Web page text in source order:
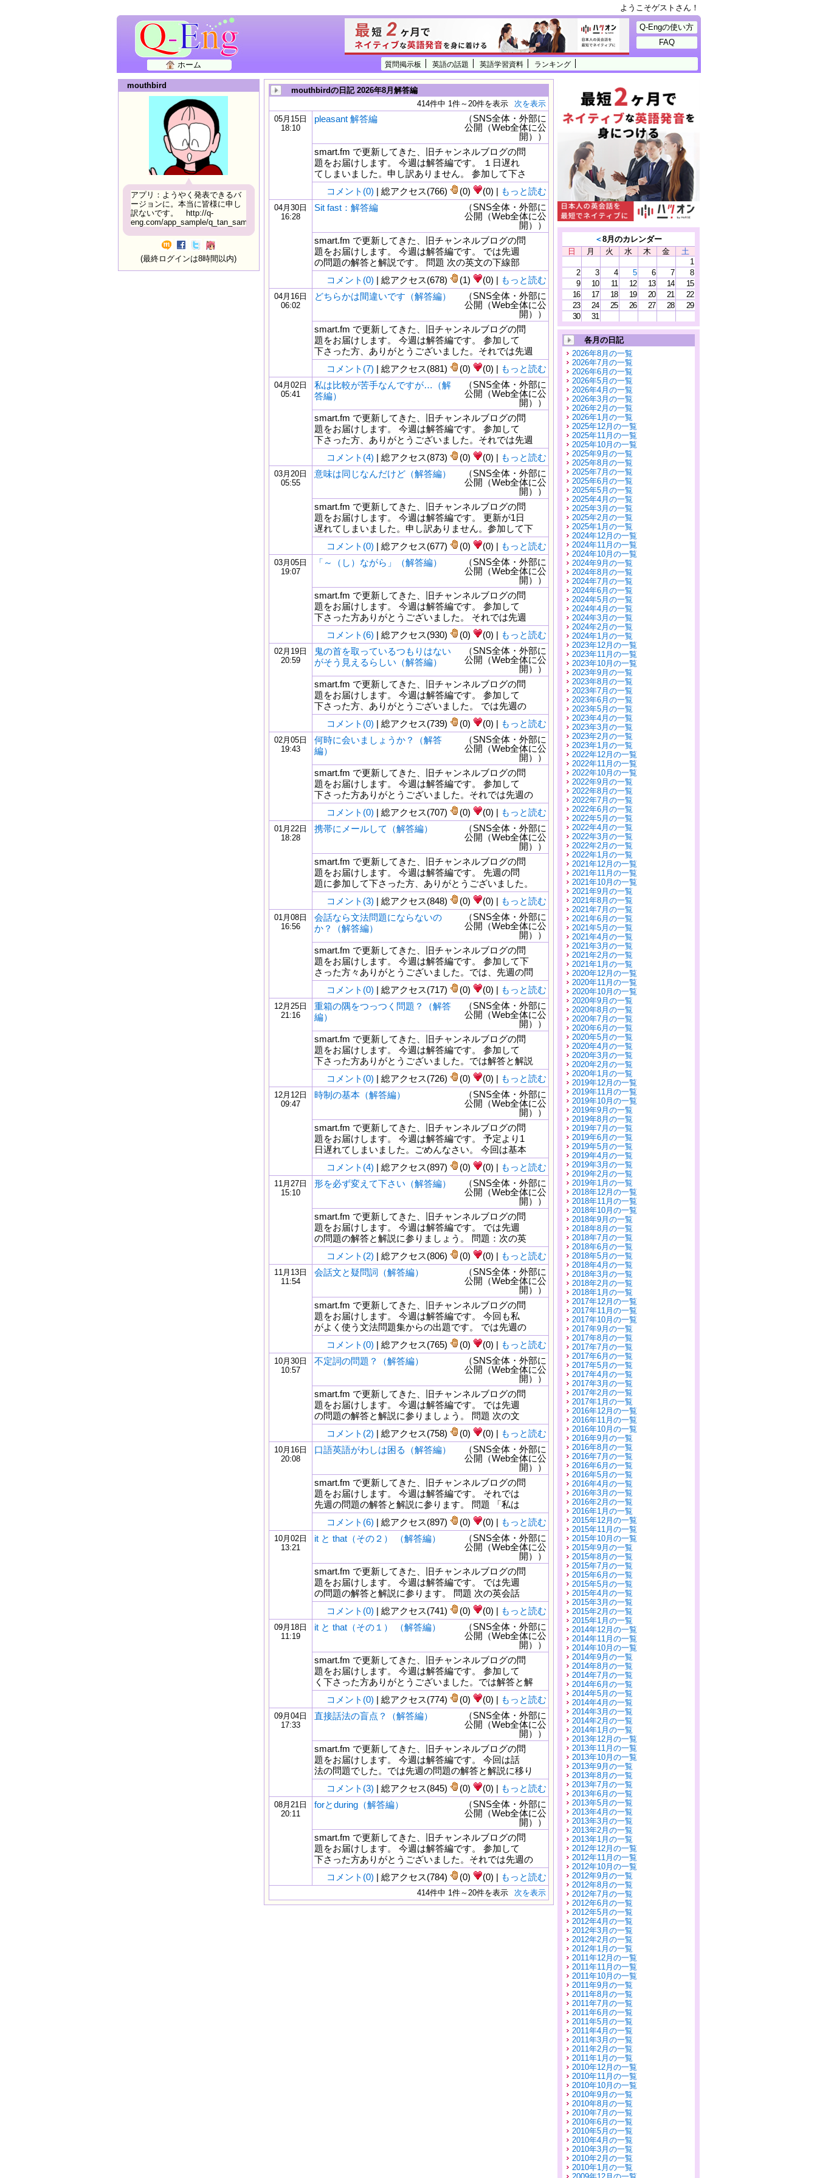
ようこそゲストさん！
質問掲示板 英語の話題 英語学習資料 ランキング
ホーム
Q-Engの使い方
FAQ
mouthbird
アプリ：ようやく発表できるバ
ージョンに。本当に皆様に申し
訳ないです。 http://q-
eng.com/app_sample/q_tan_sample06.html
(最終ログインは8時間以内)
mouthbirdの日記 2026年8月解答編
414件中 1件～20件を表示
次を表示
05月15日
18:10
pleasant 解答編
（SNS全体・外部に
公開（Web全体に公
開））
smart.fm で更新してきた、旧チャンネルブログの問
題をお届けします。 今週は解答編です。 １日遅れ
てしまいました。申し訳ありません。 参加して下さ
コメント(0) | 総アクセス(766) (0) (0) | もっと読む
04月30日
16:28
Sit fast：解答編
（SNS全体・外部に
公開（Web全体に公
開））
smart.fm で更新してきた、旧チャンネルブログの問
題をお届けします。 今週は解答編です。 では先週
の問題の解答と解説です。 問題 次の英文の下線部
コメント(0) | 総アクセス(678) (1) (0) | もっと読む
04月16日
06:02
どちらかは間違いです（解答編）
（SNS全体・外部に
公開（Web全体に公
開））
smart.fm で更新してきた、旧チャンネルブログの問
題をお届けします。 今週は解答編です。 参加して
下さった方、ありがとうございました。それでは先週
コメント(7) | 総アクセス(881) (0) (0) | もっと読む
04月02日
05:41
私は比較が苦手なんですが…（解
答編）
（SNS全体・外部に
公開（Web全体に公
開））
smart.fm で更新してきた、旧チャンネルブログの問
題をお届けします。 今週は解答編です。 参加して
下さった方、ありがとうございました。それでは先週
コメント(4) | 総アクセス(873) (0) (0) | もっと読む
03月20日
05:55
意味は同じなんだけど（解答編）
（SNS全体・外部に
公開（Web全体に公
開））
smart.fm で更新してきた、旧チャンネルブログの問
題をお届けします。 今週は解答編です。 更新が1日
遅れてしまいました。申し訳ありません。参加して下
コメント(0) | 総アクセス(677) (0) (0) | もっと読む
03月05日
19:07
「～（し）ながら」（解答編）
（SNS全体・外部に
公開（Web全体に公
開））
smart.fm で更新してきた、旧チャンネルブログの問
題をお届けします。 今週は解答編です。 参加して
下さった方ありがとうございました。 それでは先週
コメント(6) | 総アクセス(930) (0) (0) | もっと読む
02月19日
20:59
鬼の首を取っているつもりはない
がそう見えるらしい（解答編）
（SNS全体・外部に
公開（Web全体に公
開））
smart.fm で更新してきた、旧チャンネルブログの問
題をお届けします。 今週は解答編です。 参加して
下さった方、ありがとうございました。 では先週の
コメント(0) | 総アクセス(739) (0) (0) | もっと読む
02月05日
19:43
何時に会いましょうか？（解答
編）
（SNS全体・外部に
公開（Web全体に公
開））
smart.fm で更新してきた、旧チャンネルブログの問
題をお届けします。 今週は解答編です。 参加して
下さった方ありがとうございました。それでは先週の
コメント(0) | 総アクセス(707) (0) (0) | もっと読む
01月22日
18:28
携帯にメールして（解答編）
（SNS全体・外部に
公開（Web全体に公
開））
smart.fm で更新してきた、旧チャンネルブログの問
題をお届けします。 今週は解答編です。 先週の問
題に参加して下さった方、ありがとうございました。
コメント(3) | 総アクセス(848) (0) (0) | もっと読む
01月08日
16:56
会話なら文法問題にならないの
か？（解答編）
（SNS全体・外部に
公開（Web全体に公
開））
smart.fm で更新してきた、旧チャンネルブログの問
題をお届けします。 今週は解答編です。 参加して下
さった方々ありがとうございました。では、先週の問
コメント(0) | 総アクセス(717) (0) (0) | もっと読む
12月25日
21:16
重箱の隅をつっつく問題？（解答
編）
（SNS全体・外部に
公開（Web全体に公
開））
smart.fm で更新してきた、旧チャンネルブログの問
題をお届けします。 今週は解答編です。 参加して
下さった方ありがとうございました。では解答と解説
コメント(0) | 総アクセス(726) (0) (0) | もっと読む
12月12日
09:47
時制の基本（解答編）
（SNS全体・外部に
公開（Web全体に公
開））
smart.fm で更新してきた、旧チャンネルブログの問
題をお届けします。 今週は解答編です。 予定より1
日遅れてしまいました。ごめんなさい。 今回は基本
コメント(4) | 総アクセス(897) (0) (0) | もっと読む
11月27日
15:10
形を必ず変えて下さい（解答編）
（SNS全体・外部に
公開（Web全体に公
開））
smart.fm で更新してきた、旧チャンネルブログの問
題をお届けします。 今週は解答編です。 では先週
の問題の解答と解説に参りましょう。 問題：次の英
コメント(2) | 総アクセス(806) (0) (0) | もっと読む
11月13日
11:54
会話文と疑問詞（解答編）
（SNS全体・外部に
公開（Web全体に公
開））
smart.fm で更新してきた、旧チャンネルブログの問
題をお届けします。 今週は解答編です。 今回も私
がよく使う文法問題集からの出題です。 では先週の
コメント(0) | 総アクセス(765) (0) (0) | もっと読む
10月30日
10:57
不定詞の問題？（解答編）
（SNS全体・外部に
公開（Web全体に公
開））
smart.fm で更新してきた、旧チャンネルブログの問
題をお届けします。 今週は解答編です。 では先週
の問題の解答と解説に参りましょう。 問題 次の文
コメント(2) | 総アクセス(758) (0) (0) | もっと読む
10月16日
20:08
口語英語がわしは困る（解答編）
（SNS全体・外部に
公開（Web全体に公
開））
smart.fm で更新してきた、旧チャンネルブログの問
題をお届けします。 今週は解答編です。 それでは
先週の問題の解答と解説に参ります。 問題 「私は
コメント(6) | 総アクセス(897) (0) (0) | もっと読む
10月02日
13:21
it と that（その２） （解答編）
（SNS全体・外部に
公開（Web全体に公
開））
smart.fm で更新してきた、旧チャンネルブログの問
題をお届けします。 今週は解答編です。 では先週
の問題の解答と解説に参ります。 問題 次の英会話
コメント(0) | 総アクセス(741) (0) (0) | もっと読む
09月18日
11:19
it と that（その１） （解答編）
（SNS全体・外部に
公開（Web全体に公
開））
smart.fm で更新してきた、旧チャンネルブログの問
題をお届けします。 今週は解答編です。 参加して
く下さった方ありがとうございました。では解答と解
コメント(0) | 総アクセス(774) (0) (0) | もっと読む
09月04日
17:33
直接話法の盲点？（解答編）
（SNS全体・外部に
公開（Web全体に公
開））
smart.fm で更新してきた、旧チャンネルブログの問
題をお届けします。 今週は解答編です。 今回は話
法の問題でした。では先週の問題の解答と解説に移り
コメント(3) | 総アクセス(845) (0) (0) | もっと読む
08月21日
20:11
forとduring（解答編）
（SNS全体・外部に
公開（Web全体に公
開））
smart.fm で更新してきた、旧チャンネルブログの問
題をお届けします。 今週は解答編です。 参加して
下さった方ありがとうございました。それでは先週の
コメント(0) | 総アクセス(784) (0) (0) | もっと読む
414件中 1件～20件を表示 次を表示
＜8月のカレンダー
日
月 火 水 木 金
土
1
2
3 4 5 6 7
8
9
10 11 12 13 14
15
16
17 18 19 20 21
22
23
24 25 26 27 28
29
30
31
各月の日記
2026年8月の一覧
2026年7月の一覧
2026年6月の一覧
2026年5月の一覧
2026年4月の一覧
2026年3月の一覧
2026年2月の一覧
2026年1月の一覧
2025年12月の一覧
2025年11月の一覧
2025年10月の一覧
2025年9月の一覧
2025年8月の一覧
2025年7月の一覧
2025年6月の一覧
2025年5月の一覧
2025年4月の一覧
2025年3月の一覧
2025年2月の一覧
2025年1月の一覧
2024年12月の一覧
2024年11月の一覧
2024年10月の一覧
2024年9月の一覧
2024年8月の一覧
2024年7月の一覧
2024年6月の一覧
2024年5月の一覧
2024年4月の一覧
2024年3月の一覧
2024年2月の一覧
2024年1月の一覧
2023年12月の一覧
2023年11月の一覧
2023年10月の一覧
2023年9月の一覧
2023年8月の一覧
2023年7月の一覧
2023年6月の一覧
2023年5月の一覧
2023年4月の一覧
2023年3月の一覧
2023年2月の一覧
2023年1月の一覧
2022年12月の一覧
2022年11月の一覧
2022年10月の一覧
2022年9月の一覧
2022年8月の一覧
2022年7月の一覧
2022年6月の一覧
2022年5月の一覧
2022年4月の一覧
2022年3月の一覧
2022年2月の一覧
2022年1月の一覧
2021年12月の一覧
2021年11月の一覧
2021年10月の一覧
2021年9月の一覧
2021年8月の一覧
2021年7月の一覧
2021年6月の一覧
2021年5月の一覧
2021年4月の一覧
2021年3月の一覧
2021年2月の一覧
2021年1月の一覧
2020年12月の一覧
2020年11月の一覧
2020年10月の一覧
2020年9月の一覧
2020年8月の一覧
2020年7月の一覧
2020年6月の一覧
2020年5月の一覧
2020年4月の一覧
2020年3月の一覧
2020年2月の一覧
2020年1月の一覧
2019年12月の一覧
2019年11月の一覧
2019年10月の一覧
2019年9月の一覧
2019年8月の一覧
2019年7月の一覧
2019年6月の一覧
2019年5月の一覧
2019年4月の一覧
2019年3月の一覧
2019年2月の一覧
2019年1月の一覧
2018年12月の一覧
2018年11月の一覧
2018年10月の一覧
2018年9月の一覧
2018年8月の一覧
2018年7月の一覧
2018年6月の一覧
2018年5月の一覧
2018年4月の一覧
2018年3月の一覧
2018年2月の一覧
2018年1月の一覧
2017年12月の一覧
2017年11月の一覧
2017年10月の一覧
2017年9月の一覧
2017年8月の一覧
2017年7月の一覧
2017年6月の一覧
2017年5月の一覧
2017年4月の一覧
2017年3月の一覧
2017年2月の一覧
2017年1月の一覧
2016年12月の一覧
2016年11月の一覧
2016年10月の一覧
2016年9月の一覧
2016年8月の一覧
2016年7月の一覧
2016年6月の一覧
2016年5月の一覧
2016年4月の一覧
2016年3月の一覧
2016年2月の一覧
2016年1月の一覧
2015年12月の一覧
2015年11月の一覧
2015年10月の一覧
2015年9月の一覧
2015年8月の一覧
2015年7月の一覧
2015年6月の一覧
2015年5月の一覧
2015年4月の一覧
2015年3月の一覧
2015年2月の一覧
2015年1月の一覧
2014年12月の一覧
2014年11月の一覧
2014年10月の一覧
2014年9月の一覧
2014年8月の一覧
2014年7月の一覧
2014年6月の一覧
2014年5月の一覧
2014年4月の一覧
2014年3月の一覧
2014年2月の一覧
2014年1月の一覧
2013年12月の一覧
2013年11月の一覧
2013年10月の一覧
2013年9月の一覧
2013年8月の一覧
2013年7月の一覧
2013年6月の一覧
2013年5月の一覧
2013年4月の一覧
2013年3月の一覧
2013年2月の一覧
2013年1月の一覧
2012年12月の一覧
2012年11月の一覧
2012年10月の一覧
2012年9月の一覧
2012年8月の一覧
2012年7月の一覧
2012年6月の一覧
2012年5月の一覧
2012年4月の一覧
2012年3月の一覧
2012年2月の一覧
2012年1月の一覧
2011年12月の一覧
2011年11月の一覧
2011年10月の一覧
2011年9月の一覧
2011年8月の一覧
2011年7月の一覧
2011年6月の一覧
2011年5月の一覧
2011年4月の一覧
2011年3月の一覧
2011年2月の一覧
2011年1月の一覧
2010年12月の一覧
2010年11月の一覧
2010年10月の一覧
2010年9月の一覧
2010年8月の一覧
2010年7月の一覧
2010年6月の一覧
2010年5月の一覧
2010年4月の一覧
2010年3月の一覧
2010年2月の一覧
2010年1月の一覧